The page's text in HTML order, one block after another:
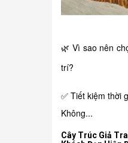
🌿 Vì sao nên
trí?
✅ Tiết kiệm thời
Không...
Cây Trúc Giả